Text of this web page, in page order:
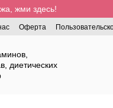
жми здесь!
Оферта